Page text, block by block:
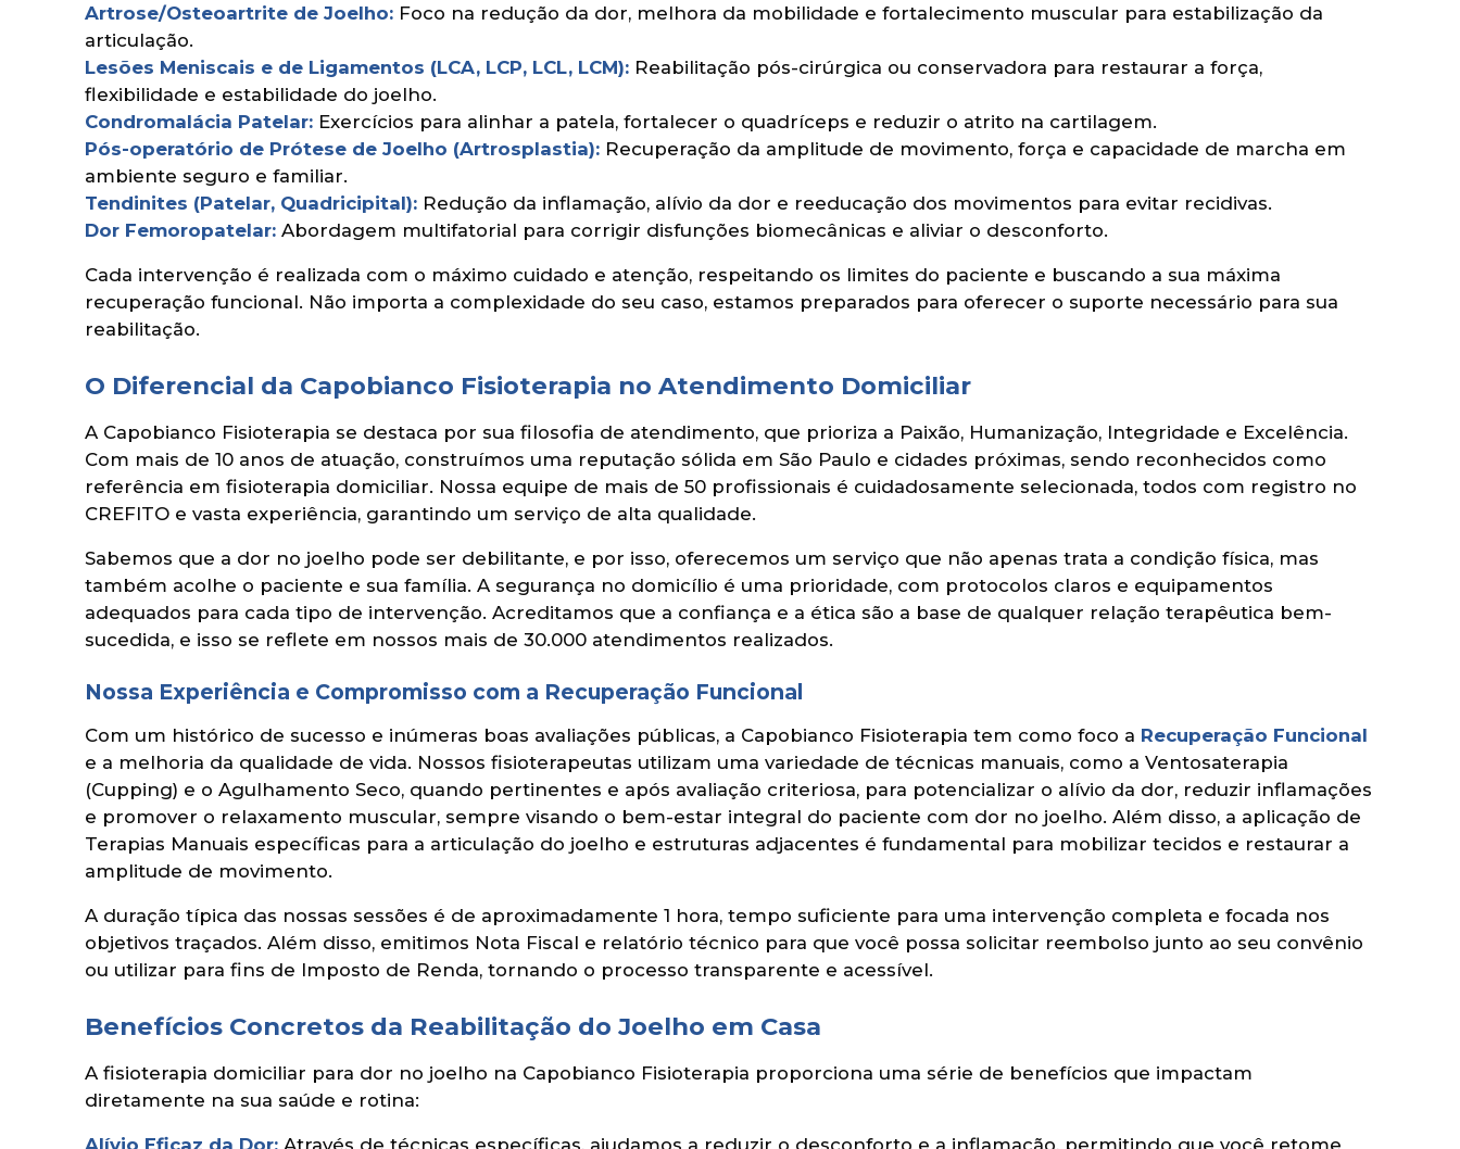
Artrose/Osteoartrite de Joelho: Foco na redução da dor, melhora da mobilidade e fortalecimento muscular para estabilização da
articulação.
Lesões Meniscais e de Ligamentos (LCA, LCP, LCL, LCM): Reabilitação pós-cirúrgica ou conservadora para restaurar a força,
flexibilidade e estabilidade do joelho.
Condromalácia Patelar: Exercícios para alinhar a patela, fortalecer o quadríceps e reduzir o atrito na cartilagem.
Pós-operatório de Prótese de Joelho (Artrosplastia): Recuperação da amplitude de movimento, força e capacidade de marcha em
ambiente seguro e familiar.
Tendinites (Patelar, Quadricipital): Redução da inflamação, alívio da dor e reeducação dos movimentos para evitar recidivas.
Dor Femoropatelar: Abordagem multifatorial para corrigir disfunções biomecânicas e aliviar o desconforto.
Cada intervenção é realizada com o máximo cuidado e atenção, respeitando os limites do paciente e buscando a sua máxima
recuperação funcional. Não importa a complexidade do seu caso, estamos preparados para oferecer o suporte necessário para sua
reabilitação.
O Diferencial da Capobianco Fisioterapia no Atendimento Domiciliar
A Capobianco Fisioterapia se destaca por sua filosofia de atendimento, que prioriza a Paixão, Humanização, Integridade e Excelência.
Com mais de 10 anos de atuação, construímos uma reputação sólida em São Paulo e cidades próximas, sendo reconhecidos como
referência em fisioterapia domiciliar. Nossa equipe de mais de 50 profissionais é cuidadosamente selecionada, todos com registro no
CREFITO e vasta experiência, garantindo um serviço de alta qualidade.
Sabemos que a dor no joelho pode ser debilitante, e por isso, oferecemos um serviço que não apenas trata a condição física, mas
também acolhe o paciente e sua família. A segurança no domicílio é uma prioridade, com protocolos claros e equipamentos
adequados para cada tipo de intervenção. Acreditamos que a confiança e a ética são a base de qualquer relação terapêutica bem-
sucedida, e isso se reflete em nossos mais de 30.000 atendimentos realizados.
Nossa Experiência e Compromisso com a Recuperação Funcional
Com um histórico de sucesso e inúmeras boas avaliações públicas, a Capobianco Fisioterapia tem como foco a Recuperação Funcional
e a melhoria da qualidade de vida. Nossos fisioterapeutas utilizam uma variedade de técnicas manuais, como a Ventosaterapia
(Cupping) e o Agulhamento Seco, quando pertinentes e após avaliação criteriosa, para potencializar o alívio da dor, reduzir inflamações
e promover o relaxamento muscular, sempre visando o bem-estar integral do paciente com dor no joelho. Além disso, a aplicação de
Terapias Manuais específicas para a articulação do joelho e estruturas adjacentes é fundamental para mobilizar tecidos e restaurar a
amplitude de movimento.
A duração típica das nossas sessões é de aproximadamente 1 hora, tempo suficiente para uma intervenção completa e focada nos
objetivos traçados. Além disso, emitimos Nota Fiscal e relatório técnico para que você possa solicitar reembolso junto ao seu convênio
ou utilizar para fins de Imposto de Renda, tornando o processo transparente e acessível.
Benefícios Concretos da Reabilitação do Joelho em Casa
A fisioterapia domiciliar para dor no joelho na Capobianco Fisioterapia proporciona uma série de benefícios que impactam
diretamente na sua saúde e rotina:
Alívio Eficaz da Dor: Através de técnicas específicas, ajudamos a reduzir o desconforto e a inflamação, permitindo que você retome